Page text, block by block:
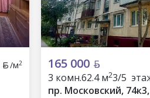
/м2 165 000
3 комн.62.4 м23/5
пр. Московский,